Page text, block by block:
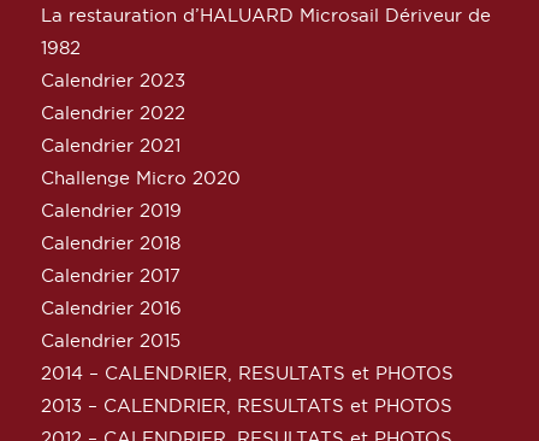
La restauration d’HALUARD Microsail Dériveur de
1982
Calendrier 2023
Calendrier 2022
Calendrier 2021
Challenge Micro 2020
Calendrier 2019
Calendrier 2018
Calendrier 2017
Calendrier 2016
Calendrier 2015
2014 – CALENDRIER, RESULTATS et PHOTOS
2013 – CALENDRIER, RESULTATS et PHOTOS